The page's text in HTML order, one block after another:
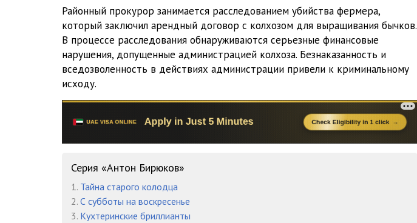
0008
0009
0010
0011
Районный прокурор занимается расследованием убийства фермера,
который заключил арендный договор с колхозом для выращивания бычков.
В процессе расследования обнаруживаются серьезные финансовые
нарушения, допущенные администрацией колхоза. Безнаказанность и
вседозволенность в действиях администрации привели к криминальному
исходу.
Серия «Антон Бирюков»
1. Тайна старого колодца
2. С субботы на воскресенье
3. Кухтеринские бриллианты